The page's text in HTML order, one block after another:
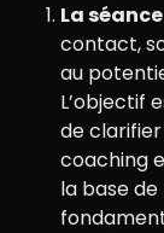
La
contact,
au
L’objectif
de
coaching
la base